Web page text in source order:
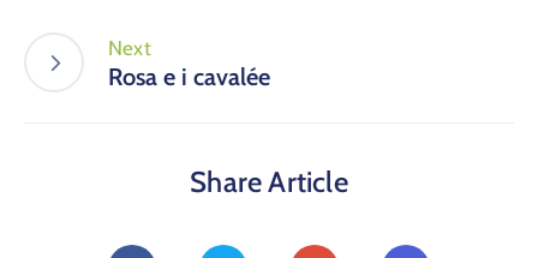
Next
Rosa e i cavalée
Share Article